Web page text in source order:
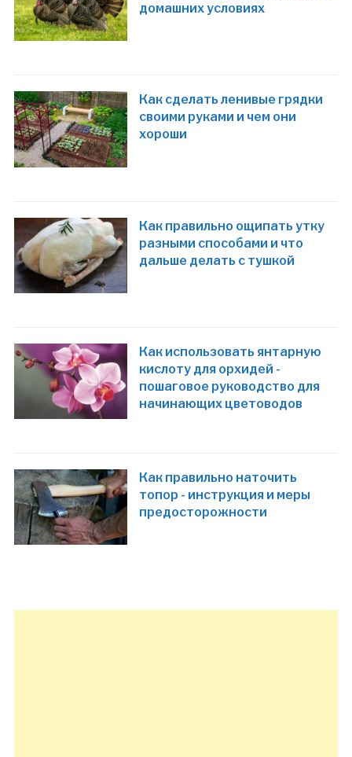
домашних условиях
Как сделать ленивые грядки
своими руками и чем они
хороши
Как правильно ощипать утку
разными способами и что
дальше делать с тушкой
Как использовать янтарную
кислоту для орхидей -
пошаговое руководство для
начинающих цветоводов
Как правильно наточить
топор - инструкция и меры
предосторожности